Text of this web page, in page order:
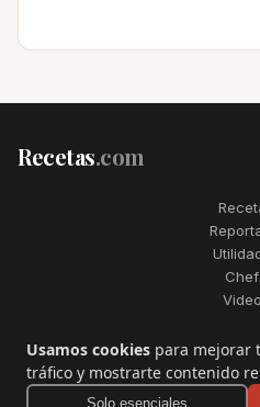
Recetas.com
2006–2026. Todos los derechos
marca registrada de Telfo Networks
Aviso legal·Condiciones de uso·
Usamos cookies para mejorar
tráfico y mostrarte contenido
Solo esenciales